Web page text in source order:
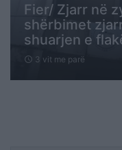
Fier/ Zjarr në
shërbimet
shuarjen e
schedule 3 vit me parë